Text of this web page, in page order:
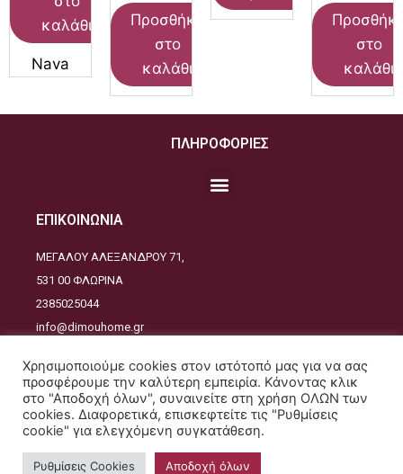
καλάθι
Nava
Προσθήκη
στο
καλάθι
στο
καλάθι
ΠΛΗΡΟΦΟΡΙΕΣ
ΕΠΙΚΟΙΝΩΝΙΑ
ΜΕΓΑΛΟΥ ΑΛΕΞΑΝΔΡΟΥ 71,
531 00 ΦΛΩΡΙΝΑ
2385025044
info@dimouhome.gr
Copyrights © 2021. All Rights Reserved - Design and developed by
JustDesign
Χρησιμοποιούμε cookies στον ιστότοπό μας για να σας
προσφέρουμε την καλύτερη εμπειρία. Κάνοντας κλικ
στο "Αποδοχή όλων", συναινείτε στη χρήση ΟΛΩΝ των
cookies. Διαφορετικά, επισκεφτείτε τις "Ρυθμίσεις
cookie" για ελεγχόμενη συγκατάθεση.
Ρυθμίσεις Cookies Αποδοχή όλων